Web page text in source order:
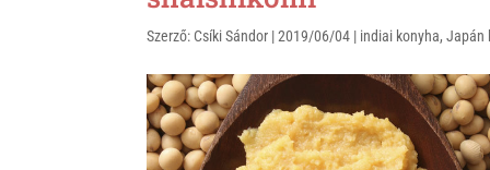
Szerző: Csíki Sándor |2019/06/04 | indiai konyha,Japán